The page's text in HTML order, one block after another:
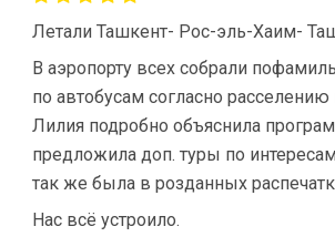
Летали Ташкент- Рос-эль-Хаим-
В аэропорту всех собрали
по автобусам согласно расселению
Лилия подробно объяснила
предложила доп. туры по
так же была в розданных
Нас всё устроило.